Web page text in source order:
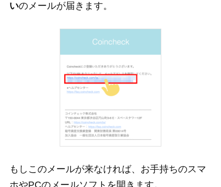
いのメールが届きます。
もしこのメールが来なければ、お手持ちのスマ
ホやPCのメールソフトを開きます。